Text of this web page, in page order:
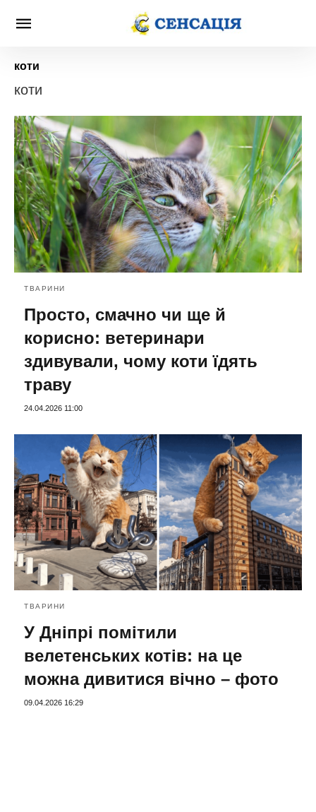
коти
коти
ТВАРИНИ
Просто, смачно чи ще й
корисно: ветеринари
здивували, чому коти їдять
траву
24.04.2026 11:00
ТВАРИНИ
У Дніпрі помітили
велетенських котів: на це
можна дивитися вічно – фото
09.04.2026 16:29